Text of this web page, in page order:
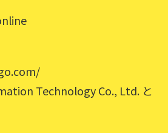
Technology Co., Ltd. と